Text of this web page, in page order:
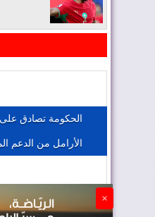
المغرب
الحكومة تصادق
الأرامل من الدعم
×